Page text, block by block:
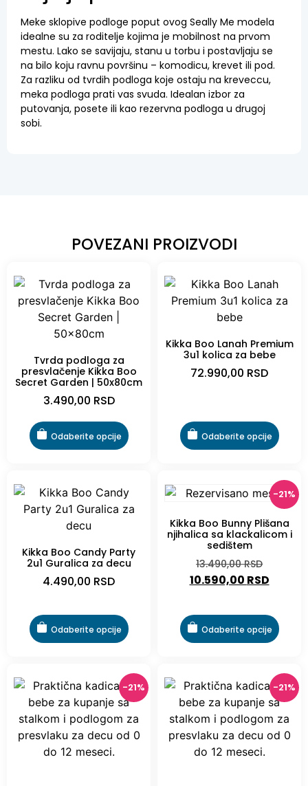
Meke sklopive podloge poput ovog Seally Me modela
idealne su za roditelje kojima je mobilnost na prvom
mestu. Lako se savijaju, stanu u torbu i postavljaju se
na bilo koju ravnu površinu – komodicu, krevet ili pod.
Za razliku od tvrdih podloga koje ostaju na kreveccu,
meka podloga prati vas svuda. Idealan izbor za
putovanja, posete ili kao rezervna podloga u drugoj
sobi.
POVEZANI PROIZVODI
Tvrda podloga za
presvlačenje Kikka Boo
Secret Garden | 50x80cm
3.490,00 RSD
Odaberite opcije
Kikka Boo Lanah Premium
3u1 kolica za bebe
72.990,00 RSD
Odaberite opcije
Kikka Boo Candy Party
2u1 Guralica za decu
4.490,00 RSD
Odaberite opcije
-21%
Kikka Boo Bunny Plišana
njihalica sa klackalicom i
sedištem
13.490,00RSD
10.590,00 RSD
Odaberite opcije
-21% -21%